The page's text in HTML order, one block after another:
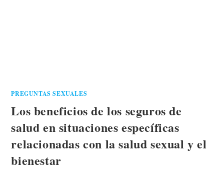
PREGUNTAS SEXUALES
Los beneficios de los seguros de
salud en situaciones específicas
relacionadas con la salud sexual y el
bienestar